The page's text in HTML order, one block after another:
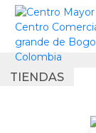
Skip
TIENDAS